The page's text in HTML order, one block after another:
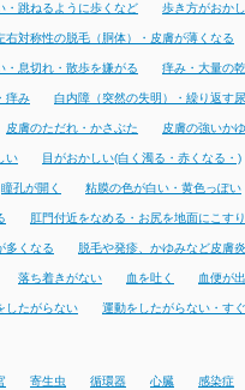
・跳ねるように歩くなど 歩き方がおか
右対称性の脱毛（胴体）・皮膚が薄くなる
・息切れ・散歩を嫌がる 痒み・大量の
痒み 白内障（突然の失明）・繰り返す
皮膚のただれ・かさぶた 皮膚の強いか
い 目がおかしい(白く濁る・赤くなる・)
瞳孔が開く 粘膜の色が白い・黄色っぽい
肛門付近をなめる・お尻を地面にこす
多くなる 脱毛や発疹、かゆみなど皮膚
落ち着きがない 血を吐く 血便が
したがらない 運動をしたがらない・す
寄生虫 循環器 心臓 感染症